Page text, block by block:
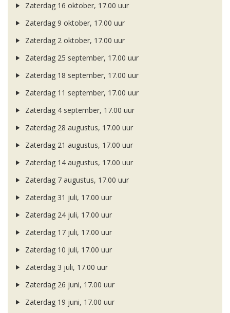
Zaterdag 16 oktober, 17.00 uur
Zaterdag 9 oktober, 17.00 uur
Zaterdag 2 oktober, 17.00 uur
Zaterdag 25 september, 17.00 uur
Zaterdag 18 september, 17.00 uur
Zaterdag 11 september, 17.00 uur
Zaterdag 4 september, 17.00 uur
Zaterdag 28 augustus, 17.00 uur
Zaterdag 21 augustus, 17.00 uur
Zaterdag 14 augustus, 17.00 uur
Zaterdag 7 augustus, 17.00 uur
Zaterdag 31 juli, 17.00 uur
Zaterdag 24 juli, 17.00 uur
Zaterdag 17 juli, 17.00 uur
Zaterdag 10 juli, 17.00 uur
Zaterdag 3 juli, 17.00 uur
Zaterdag 26 juni, 17.00 uur
Zaterdag 19 juni, 17.00 uur